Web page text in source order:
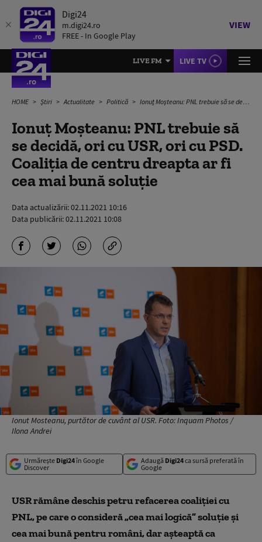
Digi24
m.digi24.ro
FREE - In Google Play
VIEW
LIVE FM LIVE TV
HOME Știri Actualitate Politică Ionuţ Moşteanu: PNL trebuie să se decidă, ori cu USR, ori cu PSD. Coaliția de centru dreapta ar fi cea mai bună soluție
Ionuţ Moşteanu: PNL trebuie să
se decidă, ori cu USR, ori cu PSD.
Coaliția de centru dreapta ar fi
cea mai bună soluție
Data actualizării:02.11.2021 10:16
Data publicării:02.11.2021 10:08
Ionut Mosteanu, purtător de cuvânt al USR. Foto: Inquam Photos /
Ilona Andrei
Urmărește Digi24în Google
Discover
Adaugă Digi24ca sursă preferată în
Google
USR rămâne deschis petru refacerea coaliției cu
PNL, pe care o consideră „cea mai logică” soluție și
cea mai bună pentru români, dar așteaptă ca